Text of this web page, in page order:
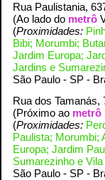
Rua Paulistania,
(Ao lado do metrô
(Proximidades:
Bibi; Morumbi;
Jardim Europa;
Jardins e
São Paulo - SP -
Rua dos Tamanás,
(Próximo ao metrô
(Proximidades:
Paulista; Morumbi;
Europa; Jardim
Sumarezinho e
São Paulo - SP -